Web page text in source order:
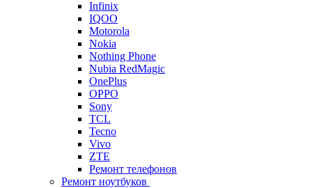
Infinix
IQOO
Motorola
Nokia
Nothing Phone
Nubia RedMagic
OnePlus
OPPO
Sony
TCL
Tecno
Vivo
ZTE
Ремонт телефонов
Ремонт ноутбуков